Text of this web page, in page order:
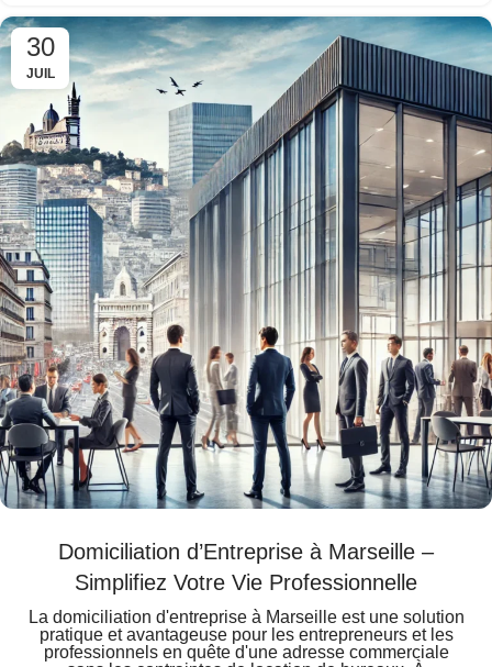
30
JUIL
Domiciliation d’Entreprise à Marseille –
Simplifiez Votre Vie Professionnelle
La domiciliation d'entreprise à Marseille est une solution
pratique et avantageuse pour les entrepreneurs et les
professionnels en quête d'une adresse commerciale